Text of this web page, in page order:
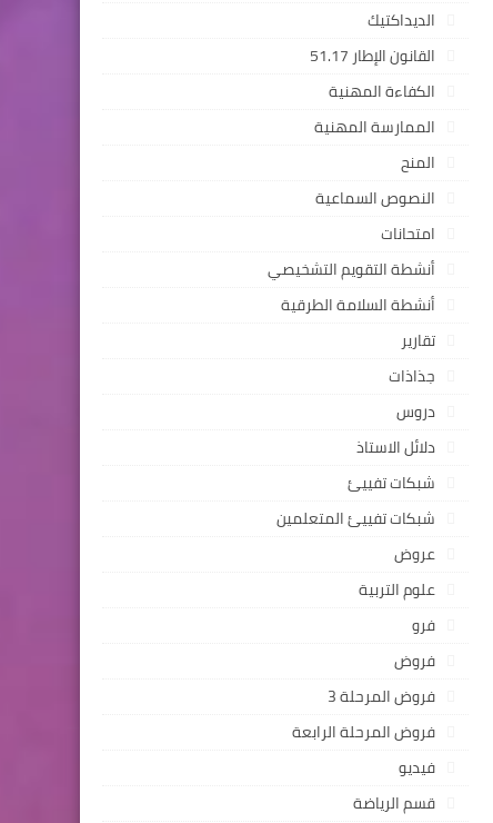
الديداكتيك
القانون الإطار 51.17
الكفاءة المهنية
الممارسة المهنية
المنح
النصوص السماعية
امتحانات
أنشطة التقويم التشخيصي
أنشطة السلامة الطرقية
تقارير
جذاذات
دروس
دلائل الاستاذ
شبكات تفييئ
شبكات تفييئ المتعلمين
عروض
علوم التربية
فرو
فروض
فروض المرحلة 3
فروض المرحلة الرابعة
فيديو
قسم الرياضة